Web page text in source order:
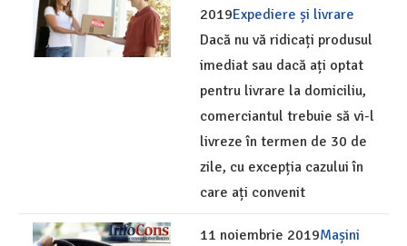
2019Expediere și livrare
Dacă nu vă ridicați produsul
imediat sau dacă ați optat
pentru livrare la domiciliu,
comerciantul trebuie să vi-l
livreze în termen de 30 de
zile, cu excepția cazului în
care ați convenit
11 noiembrie 2019Mașini